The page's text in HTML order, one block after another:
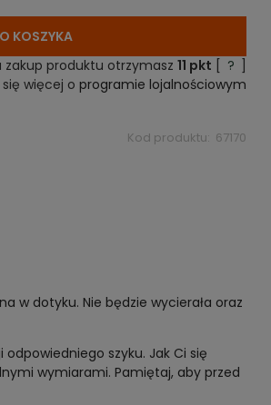
KOSZYKA
zakup produktu otrzymasz11 pkt [ ? ]
się więcej oprogramie lojalnościowym
Kod produktu: 67170
w dotyku. Nie będzie wycierała oraz
szyku. Jak Ci się
wymiarami. Pamiętaj, aby przed